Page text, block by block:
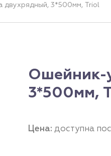
двухрядный, 3*500мм, Triol
Ошейник-
3*500мм,
Цена: доступна